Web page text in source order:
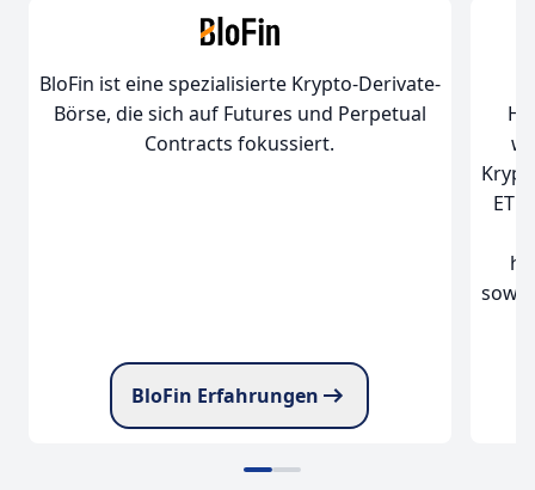
BloFin ist eine spezialisierte Krypto-Derivate-
Börse, die sich auf Futures und Perpetual
Contracts fokussiert.
BloFin Erfahrungen